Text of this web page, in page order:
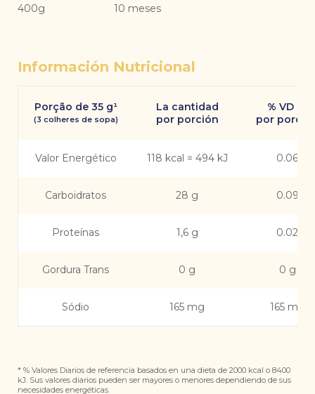
400g 10 meses
Información Nutricional
Porção de 35 g¹
(3 colheres de sopa)
La cantidad
por porción
% VD (*)
por
Valor Energético 118 kcal = 494 kJ 0.06
Carboidratos 28 g 0.09
Proteínas 1,6 g 0.02
Gordura Trans 0 g 0 g
Sódio 165 mg 165 mg
* % Valores Diarios de referencia basados ​​en una dieta de 2000 kcal o 8400
kJ. Sus valores diarios pueden ser mayores o menores dependiendo de sus
necesidades energéticas.